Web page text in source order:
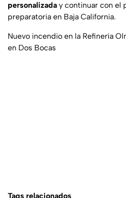
personalizada y continuar con el
preparatoria en Baja California.
Nuevo incendio en la Refinería
en Dos Bocas
Tags relacionados